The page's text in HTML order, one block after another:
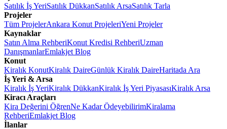
Satılık İş YeriSatılık DükkanSatılık ArsaSatılık Tarla
Projeler
Tüm ProjelerAnkara Konut ProjeleriYeni Projeler
Kaynaklar
Satın Alma RehberiKonut Kredisi RehberiUzman
DanışmanlarEmlakjet Blog
Konut
Kiralık KonutKiralık DaireGünlük Kiralık DaireHaritada Ara
İş Yeri & Arsa
Kiralık İş YeriKiralık DükkanKiralık İş Yeri PiyasasıKiralık Arsa
Kiracı Araçları
Kira Değerini ÖğrenNe Kadar ÖdeyebilirimKiralama
RehberiEmlakjet Blog
İlanlar